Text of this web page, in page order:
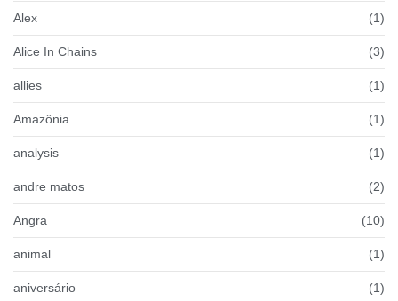
Alex (1)
Alice In Chains (3)
allies (1)
Amazônia (1)
analysis (1)
andre matos (2)
Angra (10)
animal (1)
aniversário (1)